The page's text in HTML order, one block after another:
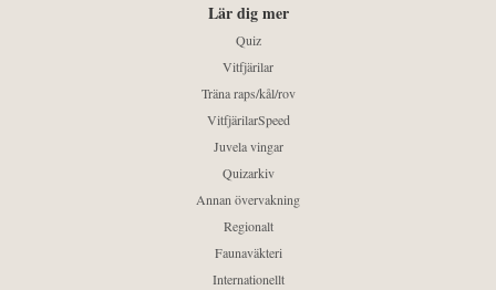
Lär dig mer
Quiz
Vitfjärilar
Träna raps/kål/rov
VitfjärilarSpeed
Juvela vingar
Quizarkiv
Annan övervakning
Regionalt
Faunaväkteri
Internationellt